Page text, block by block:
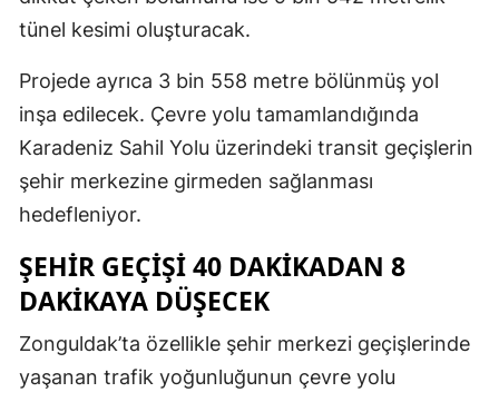
tünel kesimi oluşturacak.
Projede ayrıca 3 bin 558 metre bölünmüş yol
inşa edilecek. Çevre yolu tamamlandığında
Karadeniz Sahil Yolu üzerindeki transit geçişlerin
şehir merkezine girmeden sağlanması
hedefleniyor.
ŞEHİR GEÇİŞİ 40 DAKİKADAN 8
DAKİKAYA DÜŞECEK
Zonguldak’ta özellikle şehir merkezi geçişlerinde
yaşanan trafik yoğunluğunun çevre yolu